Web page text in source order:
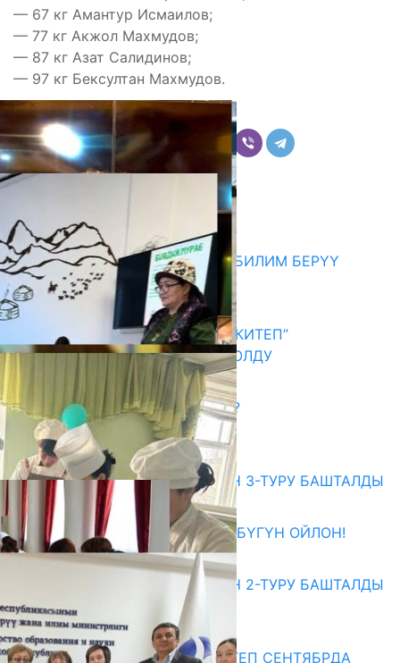
— 67 кг Амантур Исмаилов;
— 77 кг Акжол Махмудов;
— 87 кг Азат Салидинов;
— 97 кг Бексултан Махмудов.
Бөлүшүү
Комментарийлер
Акыркы жаңылыктар
МЭР АЙБЕК ДЖУНУШАЛИЕВ БИЛИМ БЕРҮҮ
МЕКЕМЕЛЕРИН КЫДЫРДЫ
06.08.2026
АКЫН А.ИСМАИЛОВ “АЛТЫН КИТЕП”
СЫЙЛЫГЫНЫН ЛАУРЕАТЫ БОЛДУ
САЛТТУУ БИЛИМ ӨЗГӨРӨБҮ?
06.08.2026
Абитуриент
ЖОЖДОРГО КАБЫЛ АЛУУНУН 3-ТУРУ БАШТАЛДЫ
27.07.2026
ӨЗҮҢДҮН КЕЛЕЧЕГИҢ ҮЧҮН БҮГҮН ОЙЛОН!
20.07.2026
ЖОЖДОРГО КАБЫЛ АЛУУНУН 2-ТУРУ БАШТАЛДЫ
20.07.2026
Медиа
СУЗАКТА 750 ОРУНДУУ МЕКТЕП СЕНТЯБРДА